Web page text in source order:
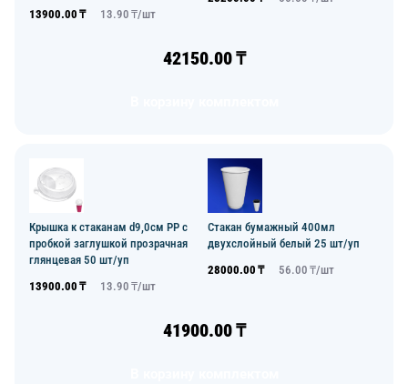
13900.00 ₸ 13.90 ₸/шт
42150.00₸
Крышка к стаканам d9,0см PP с
пробкой заглушкой прозрачная
глянцевая 50 шт/уп
13900.00 ₸ 13.90 ₸/шт
Стакан бумажный 400мл
двухслойный белый 25 шт/уп
28000.00 ₸ 56.00 ₸/шт
41900.00₸